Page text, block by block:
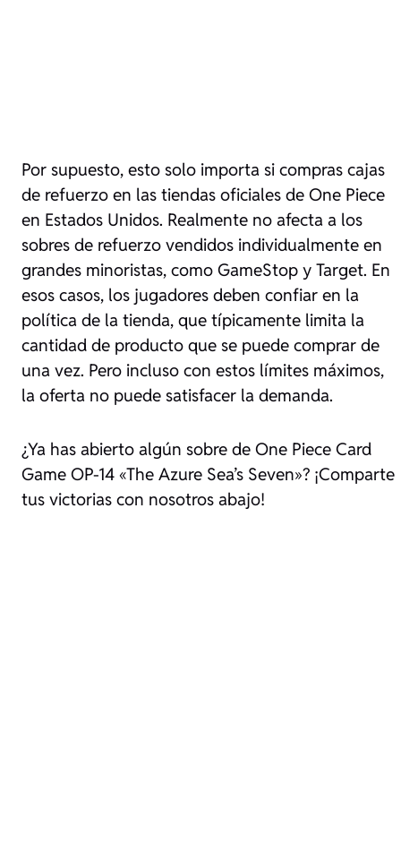
Por supuesto, esto solo importa si compras cajas
de refuerzo en las tiendas oficiales de One Piece
en Estados Unidos. Realmente no afecta a los
sobres de refuerzo vendidos individualmente en
grandes minoristas, como GameStop y Target. En
esos casos, los jugadores deben confiar en la
política de la tienda, que típicamente limita la
cantidad de producto que se puede comprar de
una vez. Pero incluso con estos límites máximos,
la oferta no puede satisfacer la demanda.
¿Ya has abierto algún sobre de One Piece Card
Game OP-14 «The Azure Sea’s Seven»? ¡Comparte
tus victorias con nosotros abajo!